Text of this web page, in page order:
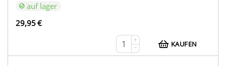
auf lager
29,95€
+
−
KAUFEN